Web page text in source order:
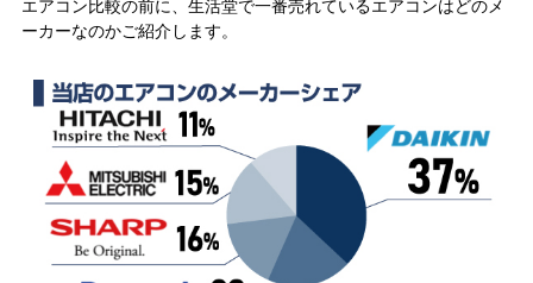
エアコン比較の前に、生活堂で一番売れているエアコンはどのメ
ーカーなのかご紹介します。